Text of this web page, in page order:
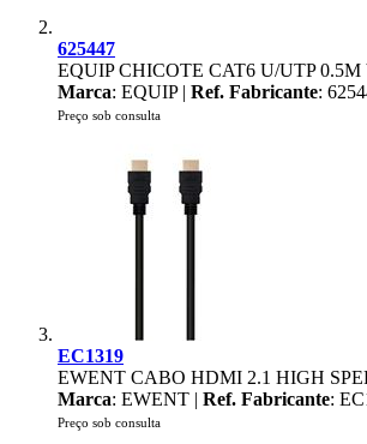
625447
EQUIP CHICOTE CAT6 U/UTP 0.5M
Marca: EQUIP | Ref. Fabricante:
Preço sob consulta
EC1319
EWENT CABO HDMI 2.1 HIGH
Marca: EWENT | Ref. Fabricante:
Preço sob consulta